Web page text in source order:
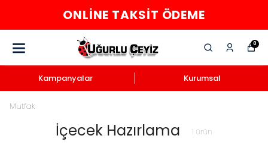
ONLINE TAKSIT ÖDEME
0
Kampanyalar Kurumsal
Mutfak
İçecek Hazırlama 1 ürün